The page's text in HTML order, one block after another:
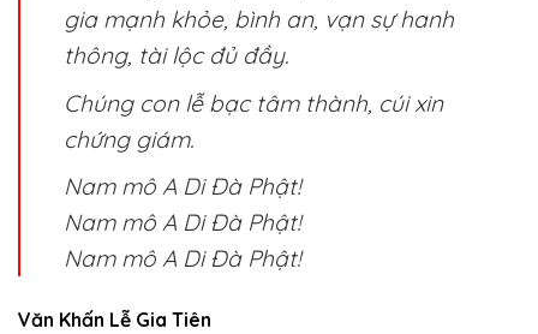
gia mạnh khỏe, bình an, vạn sự hanh
thông, tài lộc đủ đầy.
Chúng con lễ bạc tâm thành, cúi xin
chứng giám.
Nam mô A Di Đà Phật!
Nam mô A Di Đà Phật!
Nam mô A Di Đà Phật!
Văn Khấn Lễ Gia Tiên